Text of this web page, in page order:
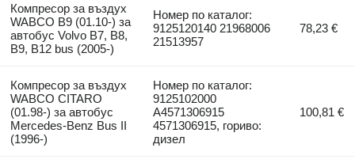
Компресор за въздух
WABCO B9 (01.10-) за
автобус Volvo B7, B8,
B9, B12 bus (2005-)
Номер по каталог:
9125120140 21968006
21513957
78,23 €
Компресор за въздух
WABCO CITARO
(01.98-) за автобус
Mercedes-Benz Bus II
(1996-)
Номер по каталог:
9125102000
A4571306915
4571306915, гориво:
дизел
100,81 €